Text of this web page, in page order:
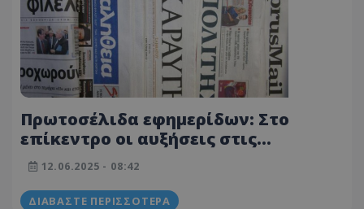
Πρωτοσέλιδα εφημερίδων: Στο
επίκεντρο οι αυξήσεις στις
διατιμήσεις της ΑΗΚ, η εφαρμογή του
e-kalathi και οι ενδεχόμενες
απεργίες σε ξενοδοχεία
12.06.2025 - 08:42
ΔΙΑΒΆΣΤΕ ΠΕΡΙΣΣΌΤΕΡΑ